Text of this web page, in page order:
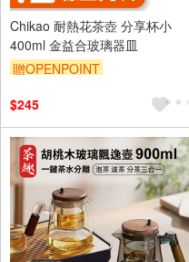
Chikao 耐熱花茶壺 分享杯小
400ml 金益合玻璃器皿
贈OPENPOINT
$245